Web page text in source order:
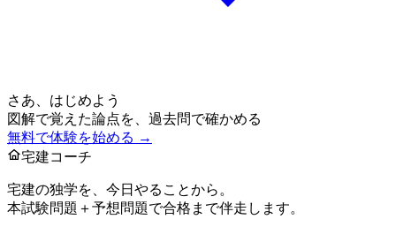
さあ、はじめよう
図解で覚えた論点を、過去問で確かめる
無料で体験を始める →
宅建コーチ
宅建の独学を、今日やることから。
本試験問題＋予想問題で合格まで伴走します。